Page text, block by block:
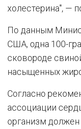
холестерина", —
По данным
США, одна 100-
сковороде
насыщенных
Согласно
ассоциации
организм должен